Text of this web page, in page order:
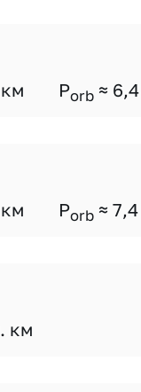
Porb ≈ 6,4
Porb ≈ 7,4
км